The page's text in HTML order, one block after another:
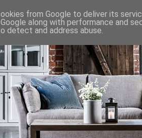
from Google to deliver its
along with performance and
detect and address abuse.